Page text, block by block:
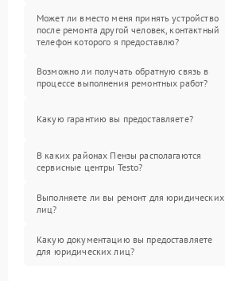
Может ли вместо меня принять устройство
после ремонта другой человек, контактный
телефон которого я предоставлю?
Возможно ли получать обратную связь в
процессе выполнения ремонтных работ?
Какую гарантию вы предоставляете?
В каких районах Пензы располагаются
сервисные центры Testo?
Выполняете ли вы ремонт для юридических
лиц?
Какую документацию вы предоставляете
для юридических лиц?